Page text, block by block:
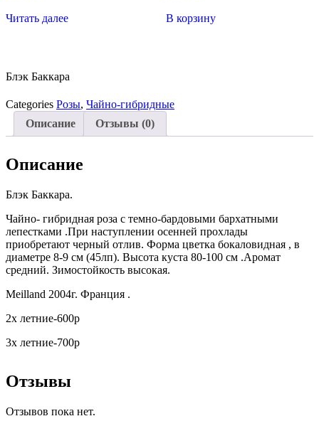
Читать далее В корзину
Блэк Баккара
Categories Розы, Чайно-гибридные
Описание
Отзывы (0)
Описание
Блэк Баккара.
Чайно- гибридная роза с темно-бардовыми бархатными
лепестками .При наступлении осенней прохлады
приобретают черный отлив. Форма цветка бокаловидная , в
диаметре 8-9 см (45лп). Высота куста 80-100 см .Аромат
средний. Зимостойкость высокая.
Meilland 2004г. Франция .
2х летние-600р
3х летние-700р
Отзывы
Отзывов пока нет.